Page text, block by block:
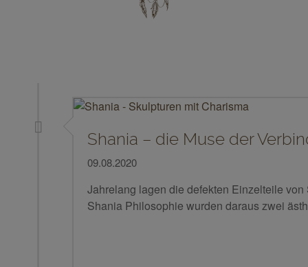
Shania – die Muse der
09.08.2020
Jahrelang lagen die defekten Einzelteile
Shania Philosophie wurden daraus zwei